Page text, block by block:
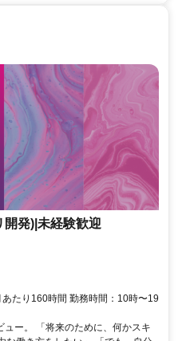
開発)|未経験歓迎
たり160時間 勤務時間：10時〜19
ー。 「将来のために、何かスキ